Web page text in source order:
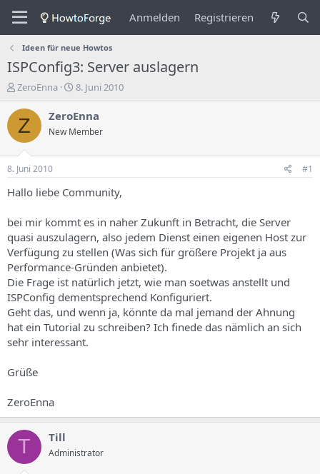
Anmelden Registrieren
Ideen für neue Howtos
ISPConfig3: Server auslagern
E
s
t
e
l
e
r
s
T
h
e
m
a
s
ZeroEnna
E
s
e
n
d
a
t
u
m
8. Juni 2010
Z ZeroEnna
New Member
8. Juni 2010 #1
Hallo liebe Community,
bei mir kommt es in naher Zukunft in Betracht, die Server
quasi auszulagern, also jedem Dienst einen eigenen Host zur
Verfügung zu stellen (Was sich für größere Projekt ja aus
Performance-Gründen anbietet).
Die Frage ist natürlich jetzt, wie man soetwas anstellt und
ISPConfig dementsprechend Konfiguriert.
Geht das, und wenn ja, könnte da mal jemand der Ahnung
hat ein Tutorial zu schreiben? Ich finede das nämlich an sich
sehr interessant.
Grüße
ZeroEnna
T Till
Administrator